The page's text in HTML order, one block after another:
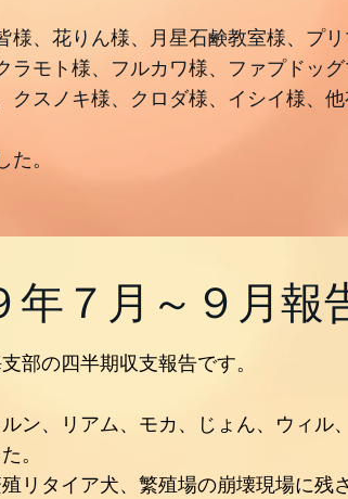
、花りん様、月星石鹸教室様、プ
モト様、フルカワ様、ファプドッグ
スノキ様、クロダ様、イシイ様、
。
年７月～９月報
部の四半期収支報告です。
ン、リアム、モカ、じょん、ウィル
。
リタイア犬、繁殖場の崩壊現場に残